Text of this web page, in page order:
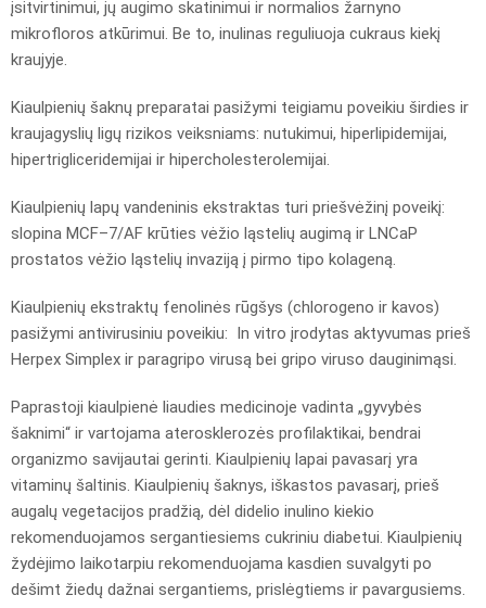
įsitvirtinimui, jų augimo skatinimui ir normalios žarnyno
mikrofloros atkūrimui. Be to, inulinas reguliuoja cukraus kiekį
kraujyje.
Kiaulpienių šaknų preparatai pasižymi teigiamu poveikiu širdies ir
kraujagyslių ligų rizikos veiksniams: nutukimui, hiperlipidemijai,
hipertrigliceridemijai ir hipercholesterolemijai.
Kiaulpienių lapų vandeninis ekstraktas turi priešvėžinį poveikį:
slopina MCF–7/AF krūties vėžio ląstelių augimą ir LNCaP
prostatos vėžio ląstelių invaziją į pirmo tipo kolageną.
Kiaulpienių ekstraktų fenolinės rūgšys (chlorogeno ir kavos)
pasižymi antivirusiniu poveikiu: In vitro įrodytas aktyvumas prieš
Herpex Simplex ir paragripo virusą bei gripo viruso dauginimąsi.
Paprastoji kiaulpienė liaudies medicinoje vadinta „gyvybės
šaknimi“ ir vartojama aterosklerozės profilaktikai, bendrai
organizmo savijautai gerinti. Kiaulpienių lapai pavasarį yra
vitaminų šaltinis. Kiaulpienių šaknys, iškastos pavasarį, prieš
augalų vegetacijos pradžią, dėl didelio inulino kiekio
rekomenduojamos sergantiesiems cukriniu diabetui. Kiaulpienių
žydėjimo laikotarpiu rekomenduojama kasdien suvalgyti po
dešimt žiedų dažnai sergantiems, prislėgtiems ir pavargusiems.